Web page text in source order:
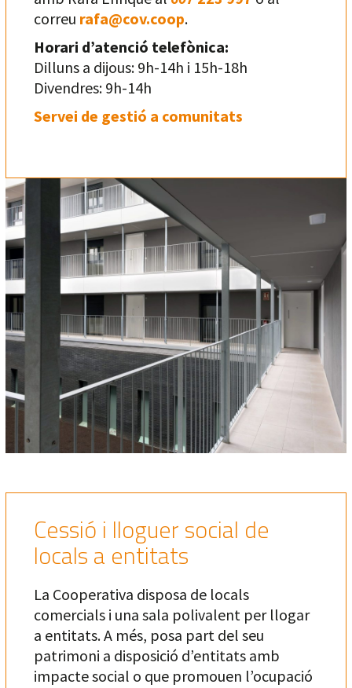
correu rafa@cov.coop.
Horari d’atenció telefònica:
Dilluns a dijous: 9h-14h i 15h-18h
Divendres: 9h-14h
Servei de gestió a comunitats
Cessió i lloguer social de
locals a entitats
La Cooperativa disposa de locals
comercials i una sala polivalent per llogar
a entitats. A més, posa part del seu
patrimoni a disposició d’entitats amb
impacte social o que promouen l’ocupació